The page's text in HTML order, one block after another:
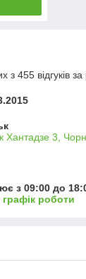
з 455 відгуків за
Хантадзе 3,
з 09:00 до
роботи